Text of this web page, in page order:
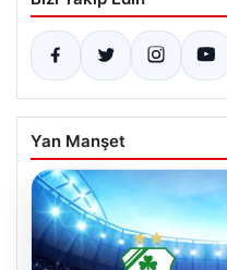
Yan Manşet